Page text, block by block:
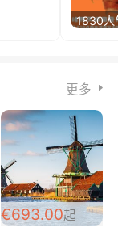
1830人
更多
€693.00起